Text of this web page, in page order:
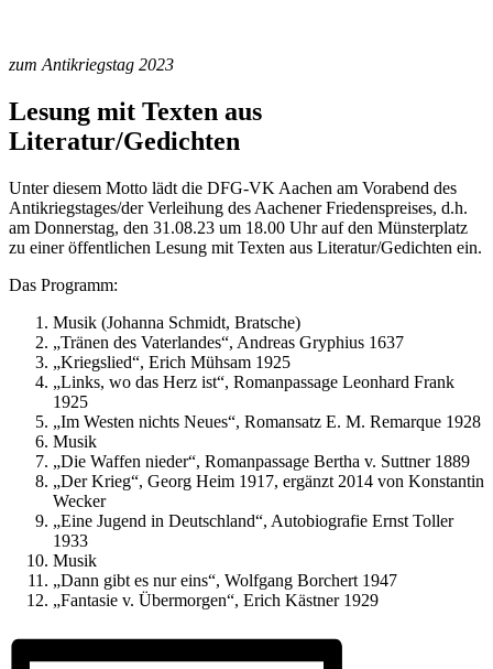
zum Antikriegstag 2023
Lesung mit Texten aus
Literatur/Gedichten
Unter diesem Motto lädt die DFG-VK Aachen am Vorabend des
Antikriegstages/der Verleihung des Aachener Friedenspreises, d.h.
am Donnerstag, den 31.08.23 um 18.00 Uhr auf den Münsterplatz
zu einer öffentlichen Lesung mit Texten aus Literatur/Gedichten ein.
Das Programm:
Musik (Johanna Schmidt, Bratsche)
„Tränen des Vaterlandes“, Andreas Gryphius 1637
„Kriegslied“, Erich Mühsam 1925
„Links, wo das Herz ist“, Romanpassage Leonhard Frank
1925
„Im Westen nichts Neues“, Romansatz E. M. Remarque 1928
Musik
„Die Waffen nieder“, Romanpassage Bertha v. Suttner 1889
„Der Krieg“, Georg Heim 1917, ergänzt 2014 von Konstantin
Wecker
„Eine Jugend in Deutschland“, Autobiografie Ernst Toller
1933
Musik
„Dann gibt es nur eins“, Wolfgang Borchert 1947
„Fantasie v. Übermorgen“, Erich Kästner 1929